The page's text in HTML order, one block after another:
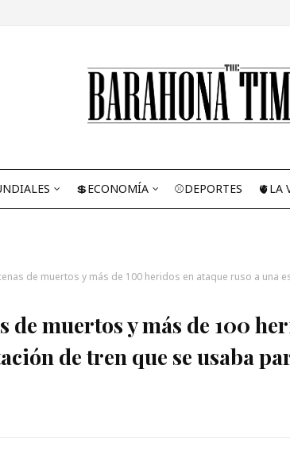
💲ECONOMÍA ⚾DEPORTES 🫀LA
de muertos y más de 100 heridos en ataque ruso a una
de muertos y más de 100
de tren que se usaba